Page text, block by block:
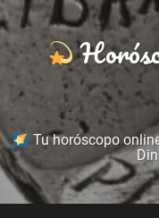
Tu horóscopo